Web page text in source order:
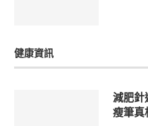
健康資訊
減肥針
瘦筆真